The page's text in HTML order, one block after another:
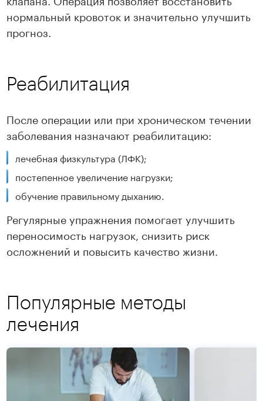
нормальный кровоток и значительно улучшить
прогноз.
Реабилитация
После операции или при хроническом течении
заболевания назначают реабилитацию:
лечебная физкультура (ЛФК);
постепенное увеличение нагрузки;
обучение правильному дыханию.
Регулярные упражнения помогает улучшить
переносимость нагрузок, снизить риск
осложнений и повысить качество жизни.
Популярные методы
лечения